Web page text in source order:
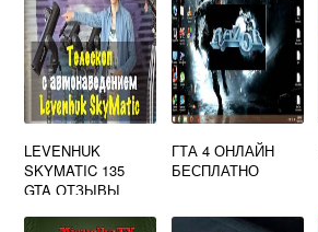
LEVENHUK
SKYMATIC 135
GTA ОТЗЫВЫ
ГТА 4 ОНЛАЙН
БЕСПЛАТНО